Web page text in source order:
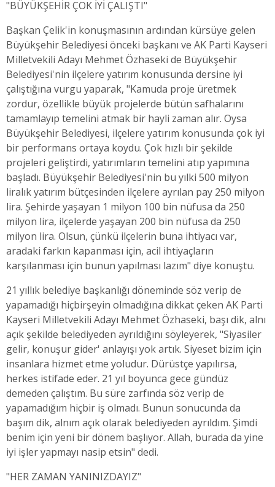
"BÜYÜKŞEHİR ÇOK İYİ ÇALIŞTI"
Başkan Çelik'in konuşmasının ardından kürsüye gelen
Büyükşehir Belediyesi önceki başkanı ve AK Parti Kayseri
Milletvekili Adayı Mehmet Özhaseki de Büyükşehir
Belediyesi'nin ilçelere yatırım konusunda dersine iyi
çalıştığına vurgu yaparak, "Kamuda proje üretmek
zordur, özellikle büyük projelerde bütün safhalarını
tamamlayıp temelini atmak bir hayli zaman alır. Oysa
Büyükşehir Belediyesi, ilçelere yatırım konusunda çok iyi
bir performans ortaya koydu. Çok hızlı bir şekilde
projeleri geliştirdi, yatırımların temelini atıp yapımına
başladı. Büyükşehir Belediyesi'nin bu yılki 500 milyon
liralık yatırım bütçesinden ilçelere ayrılan pay 250 milyon
lira. Şehirde yaşayan 1 milyon 100 bin nüfusa da 250
milyon lira, ilçelerde yaşayan 200 bin nüfusa da 250
milyon lira. Olsun, çünkü ilçelerin buna ihtiyacı var,
aradaki farkın kapanması için, acil ihtiyaçların
karşılanması için bunun yapılması lazım" diye konuştu.
21 yıllık belediye başkanlığı döneminde söz verip de
yapamadığı hiçbirşeyin olmadığına dikkat çeken AK Parti
Kayseri Milletvekili Adayı Mehmet Özhaseki, başı dik, alnı
açık şekilde belediyeden ayrıldığını söyleyerek, "Siyasiler
gelir, konuşur gider' anlayışı yok artık. Siyeset bizim için
insanlara hizmet etme yoludur. Dürüstçe yapılırsa,
herkes istifade eder. 21 yıl boyunca gece gündüz
demeden çalıştım. Bu süre zarfında söz verip de
yapamadığım hiçbir iş olmadı. Bunun sonucunda da
başım dik, alnım açık olarak belediyeden ayrıldım. Şimdi
benim için yeni bir dönem başlıyor. Allah, burada da yine
iyi işler yapmayı nasip etsin" dedi.
"HER ZAMAN YANINIZDAYIZ"